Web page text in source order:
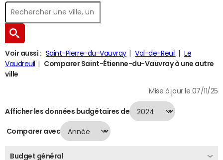
Voir aussi : Saint-Pierre-du-Vauvray Val-de-Reuil
Le
Vaudreuil
Comparer Saint-Étienne-du-Vauvray à une autre
ville
Mise à jour le 07/11/25
Afficher les données budgétaires de
Comparer avec
Budget général